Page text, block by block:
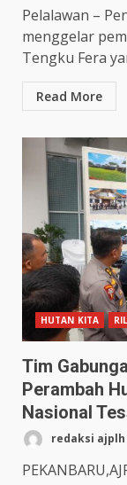
Pelalawan –
menggelar
Tengku Fera
Read More
HUTAN KITA
Tim
Perambah
Nasional
redaksi ajplh